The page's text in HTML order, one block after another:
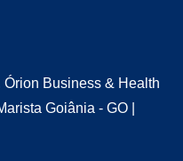
Business & Health
Goiânia - GO |